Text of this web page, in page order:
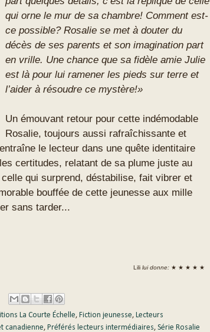
qui orne le mur de sa chambre! Comment est-
ce possible? Rosalie se met à douter du
décès de ses parents et son imagination part
en vrille. Une chance que sa fidèle amie Julie
est là pour lui ramener les pieds sur terre et
l’aider à résoudre ce mystère!»
Un émouvant retour pour cette indémodable
Rosalie, toujours aussi rafraîchissante et
le lecteur dans une quête identitaire
certitudes, relatant de sa plume juste au
qui surprend, déstabilise, fait vibrer et
bouffée de cette jeunesse aux mille
sans tarder...
Lili lui donne: ★ ★ ★ ★ ★
La Courte Échelle, Fiction jeunesse, Lecteurs
canadienne, Préférés lecteurs intermédiaires, Série Rosalie